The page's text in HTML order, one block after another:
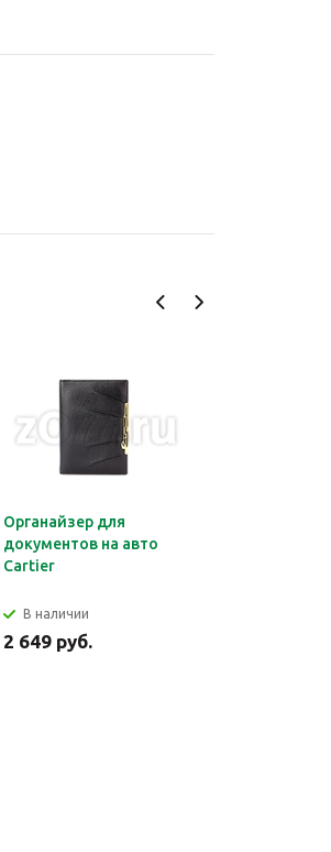
Органайзер для
документов на авто
Cartier
В наличии
2 649 руб.